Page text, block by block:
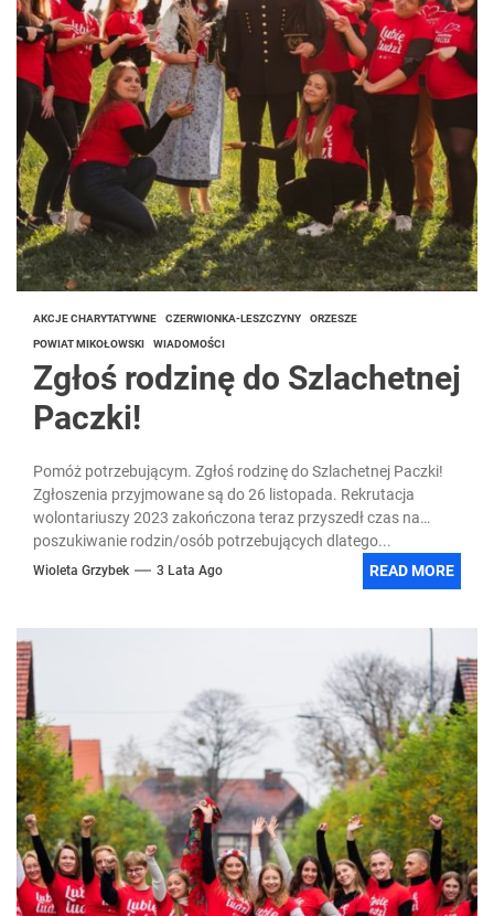
AKCJE CHARYTATYWNE CZERWIONKA-LESZCZYNY ORZESZE
POWIAT MIKOŁOWSKI WIADOMOŚCI
Zgłoś rodzinę do Szlachetnej
Paczki!
Pomóż potrzebującym. Zgłoś rodzinę do Szlachetnej Paczki!
Zgłoszenia przyjmowane są do 26 listopada. Rekrutacja
wolontariuszy 2023 zakończona teraz przyszedł czas na
poszukiwanie rodzin/osób potrzebujących dlatego...
Wioleta Grzybek 3 Lata Ago READ MORE